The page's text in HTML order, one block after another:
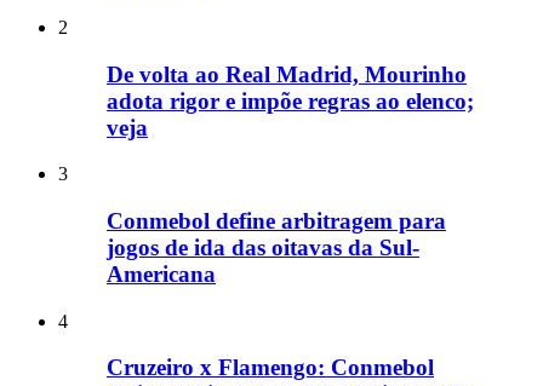
2
De volta ao Real Madrid, Mourinho
adota rigor e impõe regras ao elenco;
veja
3
Conmebol define arbitragem para
jogos de ida das oitavas da Sul-
Americana
4
Cruzeiro x Flamengo: Conmebol